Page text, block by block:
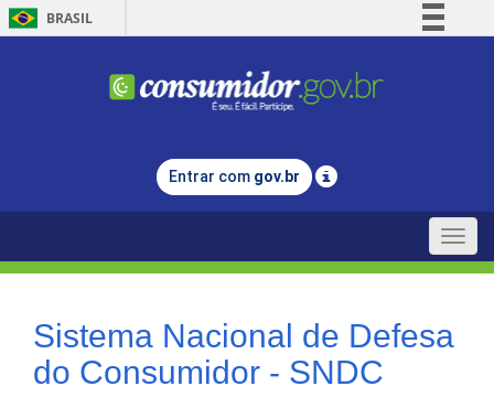
BRASIL
Comunica BR
Legislação
Entrar com gov.br
Toggle
Sistema Nacional de Defesa
do Consumidor - SNDC